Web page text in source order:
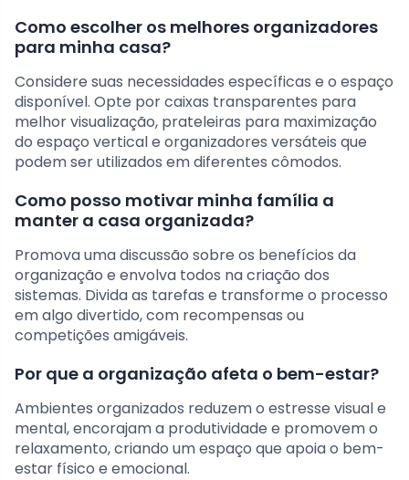
Como escolher os melhores organizadores
para minha casa?
Considere suas necessidades específicas e o espaço
disponível. Opte por caixas transparentes para
melhor visualização, prateleiras para maximização
do espaço vertical e organizadores versáteis que
podem ser utilizados em diferentes cômodos.
Como posso motivar minha família a
manter a casa organizada?
Promova uma discussão sobre os benefícios da
organização e envolva todos na criação dos
sistemas. Divida as tarefas e transforme o processo
em algo divertido, com recompensas ou
competições amigáveis.
Por que a organização afeta o bem-estar?
Ambientes organizados reduzem o estresse visual e
mental, encorajam a produtividade e promovem o
relaxamento, criando um espaço que apoia o bem-
estar físico e emocional.